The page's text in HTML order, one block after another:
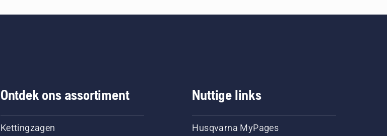
Ontdek ons assortiment
Kettingzagen
Nuttige links
Husqvarna MyPages